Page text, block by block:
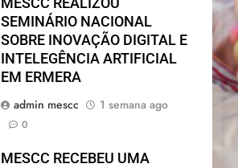
MESCC REALIZOU
SEMINÁRIO NACIONAL
SOBRE INOVAÇÃO DIGITAL E
INTELEGÊNCIA ARTIFICIAL
EM ERMERA
admin mescc
1 semana ago
0
MESCC RECEBEU UMA